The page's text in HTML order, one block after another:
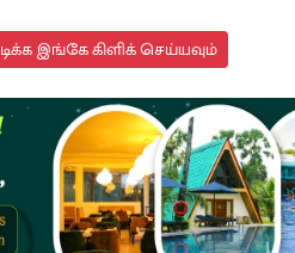
இங்கே கிளிக் செய்யவும்